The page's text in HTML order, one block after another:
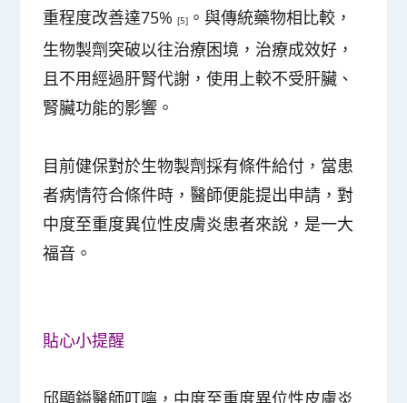
重程度改善達75%[5] 。與傳統藥物相比較，
生物製劑突破以往治療困境，治療成效好，
且不用經過肝腎代謝，使用上較不受肝臟、
腎臟功能的影響。
目前健保對於生物製劑採有條件給付，當患
者病情符合條件時，醫師便能提出申請，對
中度至重度異位性皮膚炎患者來說，是一大
福音。
貼心小提醒
邱顯鎰醫師叮嚀，中度至重度異位性皮膚炎